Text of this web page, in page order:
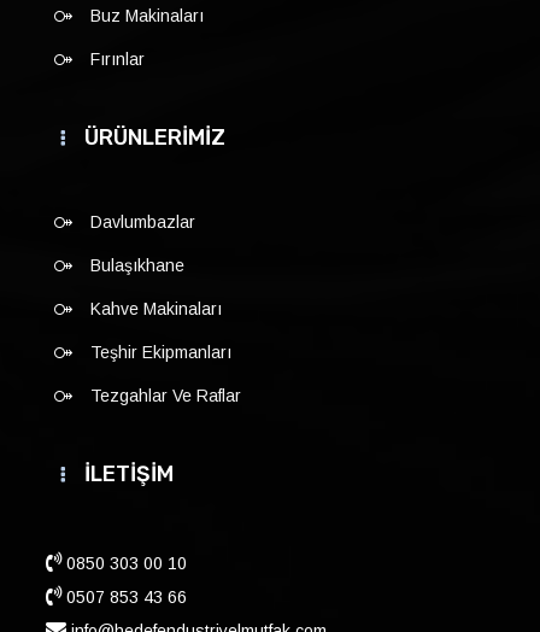
Buz Makinaları
Fırınlar
ÜRÜNLERİMİZ
Davlumbazlar
Bulaşıkhane
Kahve Makinaları
Teşhir Ekipmanları
Tezgahlar Ve Raflar
İLETİŞİM
0850 303 00 10
0507 853 43 66